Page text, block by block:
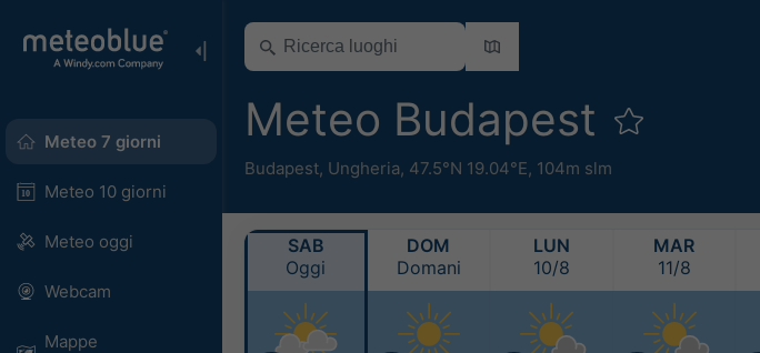
Meteo 7 giorni
Meteo 10 giorni
Meteo oggi
Webcam
Mappe
Meteo Budapest
Budapest, Ungheria, 47.5°N 19.04°E, 104m slm
SAB
Oggi
DOM
Domani
LUN
10/8
MAR
11/8